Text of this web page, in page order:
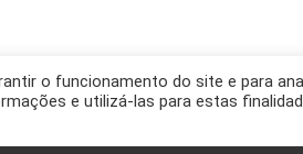
o funcionamento do site e para
e utilizá-las para estas